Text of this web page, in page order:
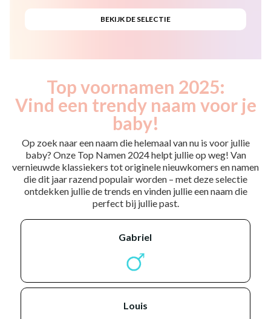
Top voornamen 2025:
Vind een trendy naam voor je
baby!
Op zoek naar een naam die helemaal van nu is voor jullie
baby? Onze Top Namen 2024 helpt jullie op weg! Van
vernieuwde klassiekers tot originele nieuwkomers en namen
die dit jaar razend populair worden – met deze selectie
ontdekken jullie de trends en vinden jullie een naam die
perfect bij jullie past.
gabriel
louis